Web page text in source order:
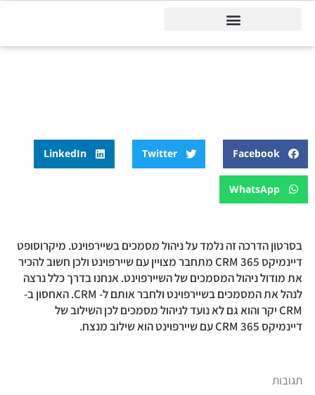
Facebook
Twitter
LinkedIn
WhatsApp
בסרטון הדרכה זה נלמד על ניהול מסמכים בשיירפוינט. מיקרוסופט
דיינמיקס 365 CRM מתחבר מצויין עם שיירפוינט ולכן חשוב להכיר
את מודול ניהול המסמכים של השיירפוינט. אנחנו בדרך כלל נרצה
לנהל את המסמכים בשיירפוינט ולחבר אותם ל- CRM. האחסון ב-
CRM יקר והוא גם לא נועד לניהול מסמכים לכן השילוב של
דיינמיקס 365 CRM עם שיירפוינט הוא שילוב מנצח.
תגובות